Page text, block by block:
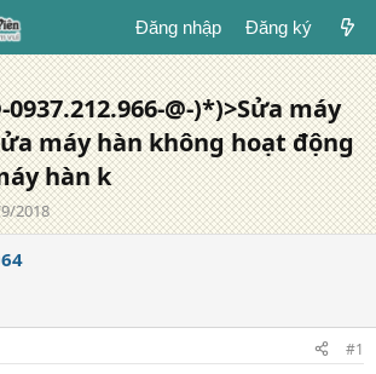
Đăng nhập Đăng ký
0937.212.966-@-)*)>Sửa máy
máy hàn không hoạt động
hàn k
2018
#1